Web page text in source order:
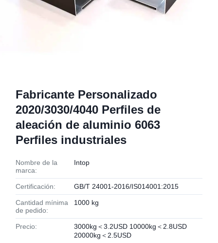
Fabricante Personalizado
2020/3030/4040 Perfiles de
aleación de aluminio 6063
Perfiles industriales
Nombre de la
marca:
Intop
Certificación: GB/T 24001-2016/IS014001:2015
Cantidad mínima
de pedido:
1000 kg
Precio:
3000kg＜3.2USD 10000kg＜2.8USD
20000kg＜2.5USD